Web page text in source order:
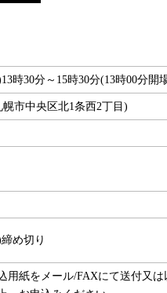
時30分～15時30分(13時00分開
市中央区北1条西2丁目)
め切り
用紙をメール/FAXにて送付又